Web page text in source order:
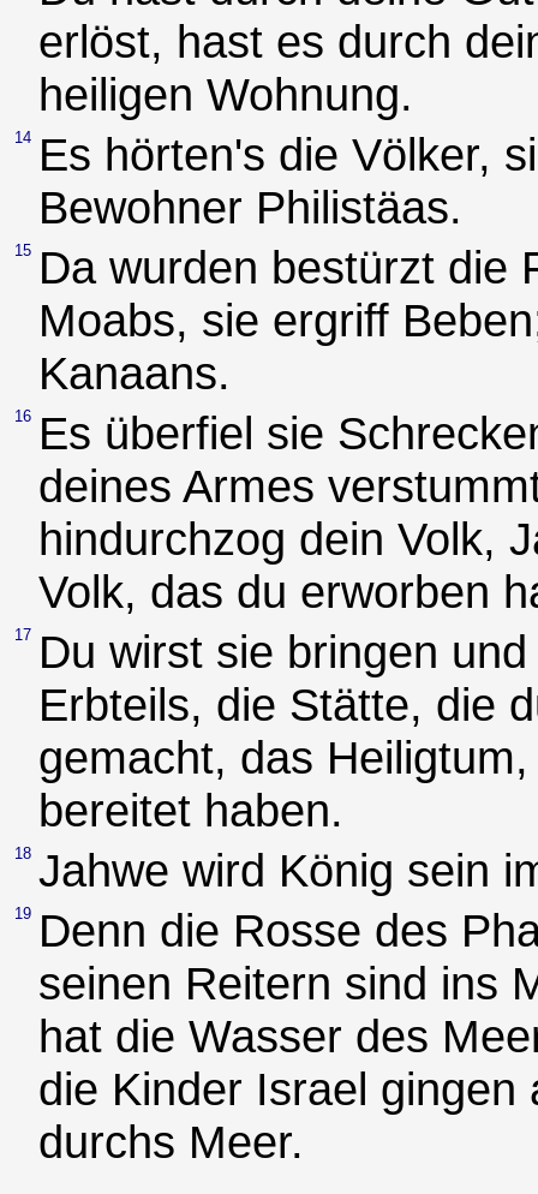
erlöst, hast es durch
heiligen Wohnung.
14 Es hörten's die Völker,
Bewohner Philistäas.
15 Da wurden bestürzt die
Moabs, sie ergriff
Kanaans.
16 Es überfiel sie
deines Armes
hindurchzog dein Volk,
Volk, das du erworben
17 Du wirst sie bringen
Erbteils, die Stätte, die
gemacht, das
bereitet haben.
18 Jahwe wird König sein
19 Denn die Rosse des
seinen Reitern sind ins
hat die Wasser des
die Kinder Israel
durchs Meer.